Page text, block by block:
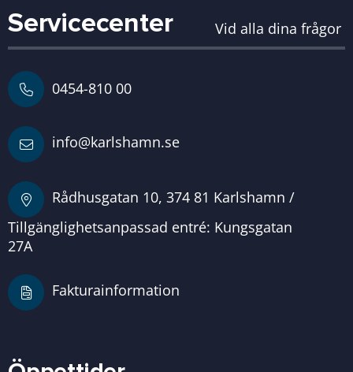
Servicecenter Vid alla dina frågor
0454-810 00
info@karlshamn.se
Rådhusgatan 10, 374 81 Karlshamn /
Tillgänglighetsanpassad entré: Kungsgatan
27A
Fakturainformation